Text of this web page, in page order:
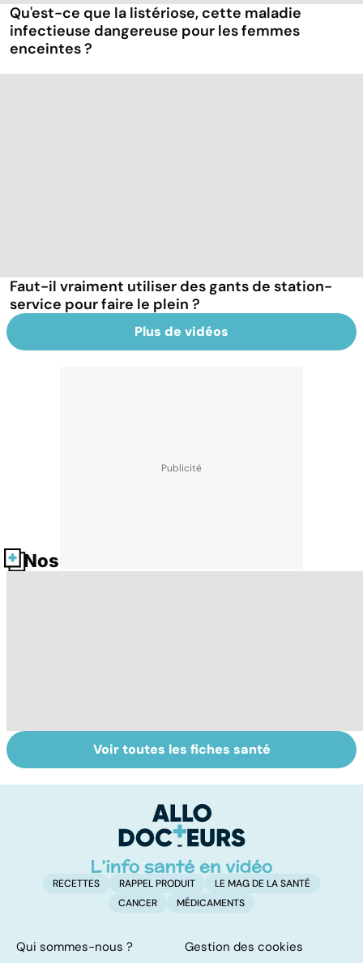
Qu'est-ce que la listériose, cette maladie
infectieuse dangereuse pour les femmes
enceintes ?
Faut-il vraiment utiliser des gants de station-
service pour faire le plein ?
Plus de vidéos
Nos fiches santé
Tout savoir sur
les infections
Inflammation des
amygdales : que
d'angine ?
Voir toutes les fiches santé
RECETTES RAPPEL PRODUIT
LE MAG DE LA SANTÉ
CANCER
MÉDICAMENTS
Qui sommes-nous ?
Gestion des cookies